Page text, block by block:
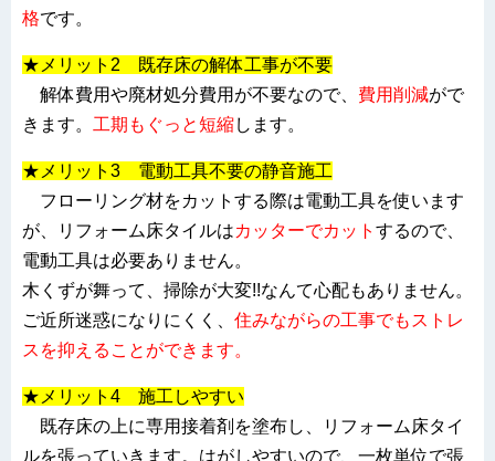
格です。
★メリット2 既存床の解体工事が不要
解体費用や廃材処分費用が不要なので、 費用削減がで
きます。 工期もぐっと短縮します。
★メリット3 電動工具不要の静音施工
フローリング材をカットする際は電動工具を使います
が、リフォーム床タイルはカッターでカット するので、
電動工具は必要ありません。
木くずが舞って、掃除が大変!!なんて心配もありません。
ご近所迷惑になりにくく、 住みながらの工事でもストレ
スを抑えることができます。
★メリット4 施工しやすい
既存床の上に専用接着剤を塗布し、リフォーム床タイ
ルを張っていきます。はがしやすいので、一枚単位で張